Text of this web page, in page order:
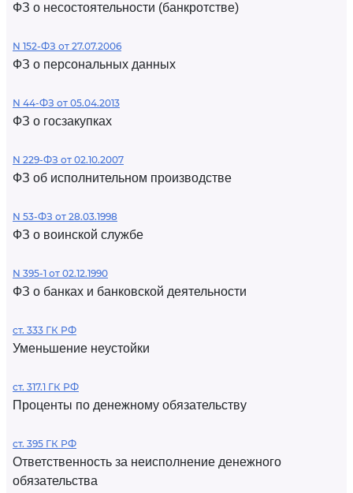
ФЗ о несостоятельности (банкротстве)
N 152-ФЗ от 27.07.2006
ФЗ о персональных данных
N 44-ФЗ от 05.04.2013
ФЗ о госзакупках
N 229-ФЗ от 02.10.2007
ФЗ об исполнительном производстве
N 53-ФЗ от 28.03.1998
ФЗ о воинской службе
N 395-1 от 02.12.1990
ФЗ о банках и банковской деятельности
ст. 333 ГК РФ
Уменьшение неустойки
ст. 317.1 ГК РФ
Проценты по денежному обязательству
ст. 395 ГК РФ
Ответственность за неисполнение денежного
обязательства